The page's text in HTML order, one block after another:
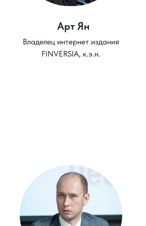
Арт Ян
Владелец интернет издания
FINVERSIA, к.э.н.